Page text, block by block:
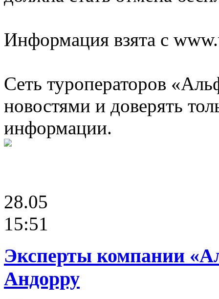
Информация взята с
Сеть туроператоров
новостями и доверять
информации.
28.05
15:51
Эксперты компании
Андорру